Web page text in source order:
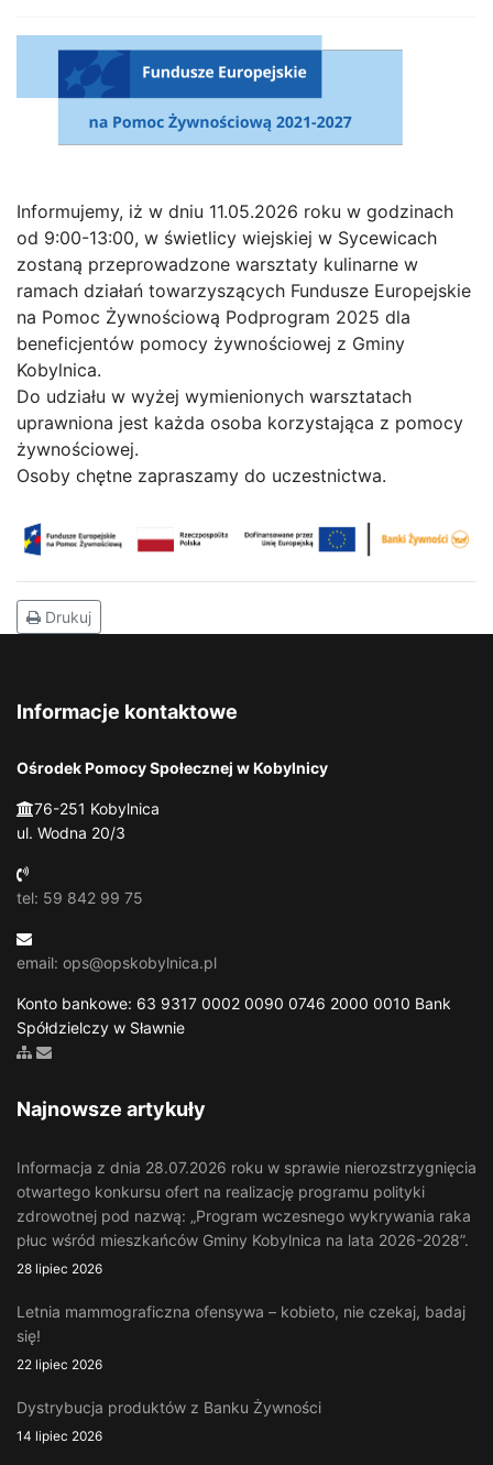
Informujemy, iż w dniu 11.05.2026 roku w godzinach
od 9:00-13:00, w świetlicy wiejskiej w Sycewicach
zostaną przeprowadzone warsztaty kulinarne w
ramach działań towarzyszących Fundusze Europejskie
na Pomoc Żywnościową Podprogram 2025 dla
beneficjentów pomocy żywnościowej z Gminy
Kobylnica.
Do udziału w wyżej wymienionych warsztatach
uprawniona jest każda osoba korzystająca z pomocy
żywnościowej.
Osoby chętne zapraszamy do uczestnictwa.
Drukuj
Informacje kontaktowe
Ośrodek Pomocy Społecznej w Kobylnicy
76-251 Kobylnica
ul. Wodna 20/3
tel: 59 842 99 75
email: ops@opskobylnica.pl
Konto bankowe: 63 9317 0002 0090 0746 2000 0010 Bank
Spółdzielczy w Sławnie
Zobacz mapę strony
Wyślij email
Najnowsze artykuły
Informacja z dnia 28.07.2026 roku w sprawie nierozstrzygnięcia
otwartego konkursu ofert na realizację programu polityki
zdrowotnej pod nazwą: „Program wczesnego wykrywania raka
płuc wśród mieszkańców Gminy Kobylnica na lata 2026-2028”.
28 lipiec 2026
Letnia mammograficzna ofensywa – kobieto, nie czekaj, badaj
się!
22 lipiec 2026
Dystrybucja produktów z Banku Żywności
14 lipiec 2026